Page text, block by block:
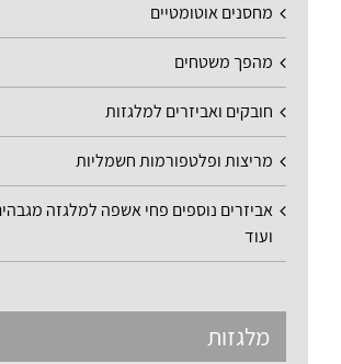
מחסנים אוטומטיים
מהפך משטחים
חובקים ואביזרים למלגזות
מריצות ופלטפורמות חשמליות
אביזרים נוספים פחי אשפה למלגזה
ועוד
מלגזות